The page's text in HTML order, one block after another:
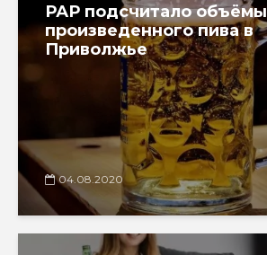
РАР подсчитало объёмы
произведенного пива в
Приволжье
04.08.2020